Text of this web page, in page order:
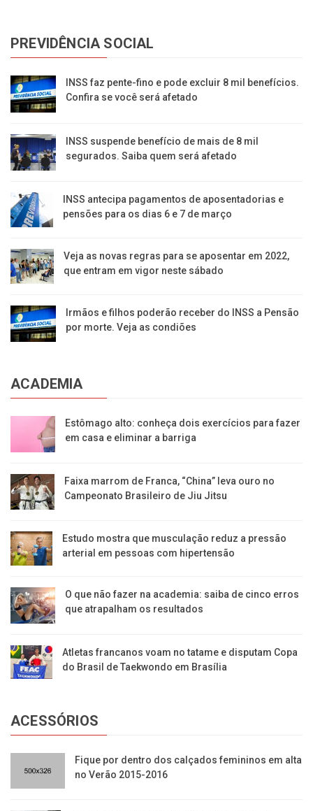
PREVIDÊNCIA SOCIAL
INSS faz pente-fino e pode excluir 8 mil benefícios.
Confira se você será afetado
INSS suspende benefício de mais de 8 mil
segurados. Saiba quem será afetado
INSS antecipa pagamentos de aposentadorias e
pensões para os dias 6 e 7 de março
Veja as novas regras para se aposentar em 2022,
que entram em vigor neste sábado
Irmãos e filhos poderão receber do INSS a Pensão
por morte. Veja as condiões
ACADEMIA
Estômago alto: conheça dois exercícios para fazer
em casa e eliminar a barriga
Faixa marrom de Franca, “China” leva ouro no
Campeonato Brasileiro de Jiu Jitsu
Estudo mostra que musculação reduz a pressão
arterial em pessoas com hipertensão
O que não fazer na academia: saiba de cinco erros
que atrapalham os resultados
Atletas francanos voam no tatame e disputam Copa
do Brasil de Taekwondo em Brasília
ACESSÓRIOS
​Fique por dentro dos calçados femininos em alta
no Verão 2015-2016